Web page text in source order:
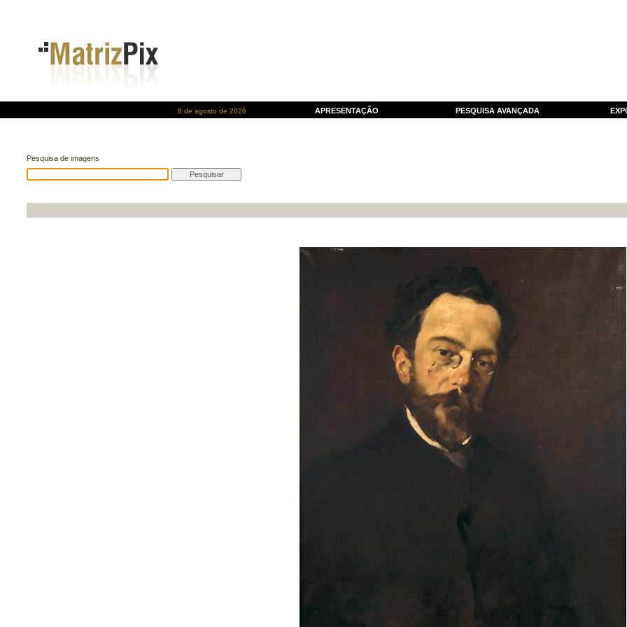
8 de agosto de 2026 APRESENTAÇÃO PESQUISA AVANÇADA
Pesquisa de imagens